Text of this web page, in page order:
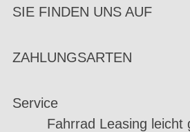
SIE FINDEN UNS AUF
ZAHLUNGSARTEN
Service
Fahrrad Leasing leicht